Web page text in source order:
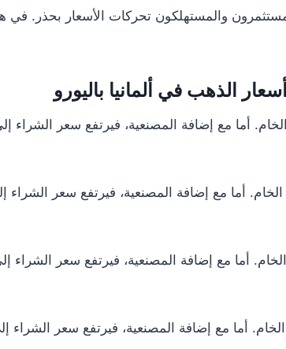
والمستهلكون تحركات الأسعار بحذر. في
أسعار الذهب في ألمانيا باليورو